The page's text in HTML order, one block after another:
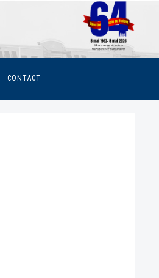
CONTACT